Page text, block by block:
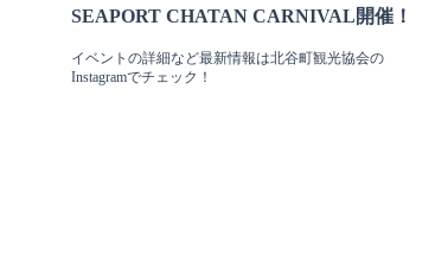
SEAPORT CHATAN CARNIVAL開催！
イベントの詳細など最新情報は北谷町観光協会の
Instagramでチェック！